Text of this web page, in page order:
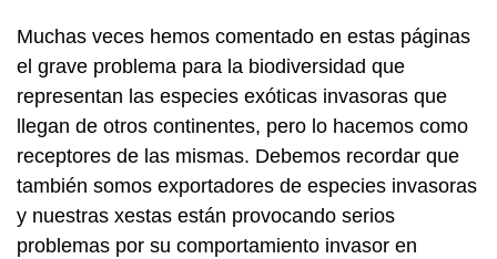
Muchas veces hemos comentado en estas páginas
el grave problema para la biodiversidad que
representan las especies exóticas invasoras que
llegan de otros continentes, pero lo hacemos como
receptores de las mismas. Debemos recordar que
también somos exportadores de especies invasoras
y nuestras xestas están provocando serios
problemas por su comportamiento invasor en